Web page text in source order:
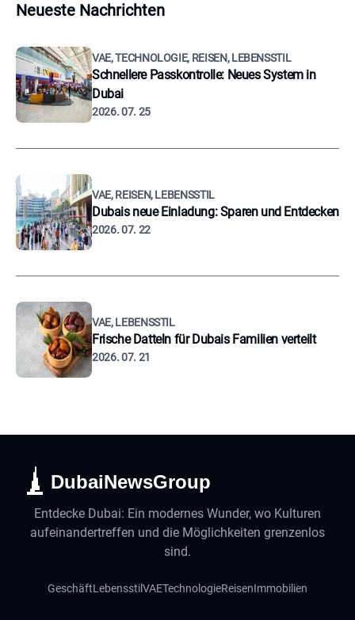
Neueste Nachrichten
VAE, TECHNOLOGIE, REISEN, LEBENSSTIL
Schnellere Passkontrolle: Neues System in
Dubai
2026. 07. 25
VAE, REISEN, LEBENSSTIL
Dubais neue Einladung: Sparen und Entdecken
2026. 07. 22
VAE, LEBENSSTIL
Frische Datteln für Dubais Familien verteilt
2026. 07. 21
DubaiNewsGroup
Entdecke Dubai: Ein modernes Wunder, wo Kulturen
aufeinandertreffen und die Möglichkeiten grenzenlos
sind.
GeschäftLebensstilVAETechnologieReisenImmobilien